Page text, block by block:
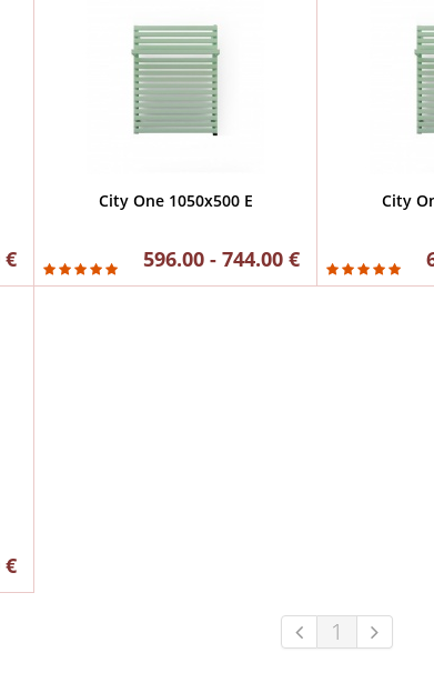
€
City One 1050x500 E
596.00 - 744.00 €
City
€
1